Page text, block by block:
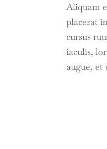
Aliquam
placerat
cursus
iaculis,
augue, et